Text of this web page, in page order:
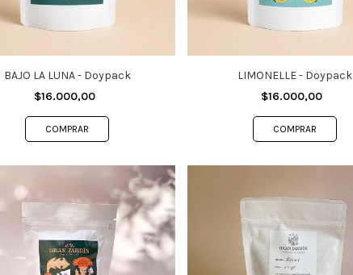
BAJO LA LUNA - Doypack
$16.000,00
LIMONELLE - Doypack
$16.000,00